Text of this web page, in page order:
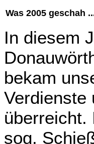
Was 2005 geschah
In diesem
bekam
Verdienste
überreicht.
sog.